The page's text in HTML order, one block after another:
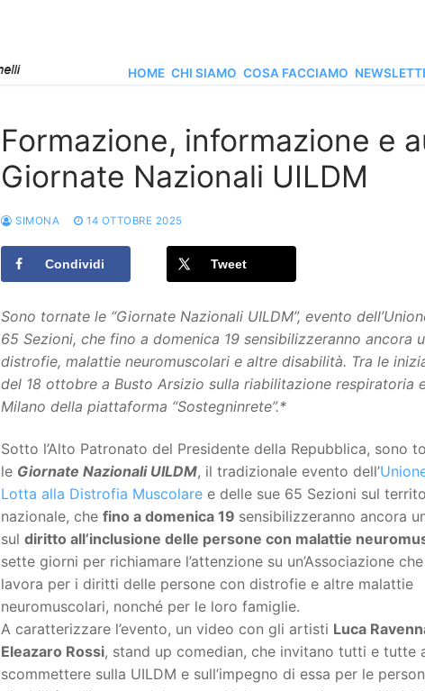
HOME CHI SIAMO COSA FACCIAMO
Formazione, informazione e
Giornate Nazionali UILDM
SIMONA 14 OTTOBRE 2025
Condividi Tweet
Sono tornate le “Giornate Nazionali UILDM”, evento
65 Sezioni, che fino a domenica 19 sensibilizzeranno ancora
distrofie, malattie neuromuscolari e altre disabilità. Tra le
del 18 ottobre a Busto Arsizio sulla riabilitazione respiratoria
Milano della piattaforma “Sostegninrete”.*
Sotto l’Alto Patronato del Presidente della Repubblica, sono
le Giornate Nazionali UILDM, il tradizionale evento dell’
Lotta alla Distrofia Muscolare e delle sue 65 Sezioni sul
nazionale, che fino a domenica 19 sensibilizzeranno ancora
sul diritto all’inclusione delle persone con malattie
sette giorni per richiamare l’attenzione su un’Associazione
lavora per i diritti delle persone con distrofie e altre malattie
neuromuscolari, nonché per le loro famiglie.
A caratterizzare l’evento, un video con gli artisti Luca
Eleazaro Rossi, stand up comedian, che invitano tutti e tutte
scommettere sulla UILDM e sull’impegno di essa per le